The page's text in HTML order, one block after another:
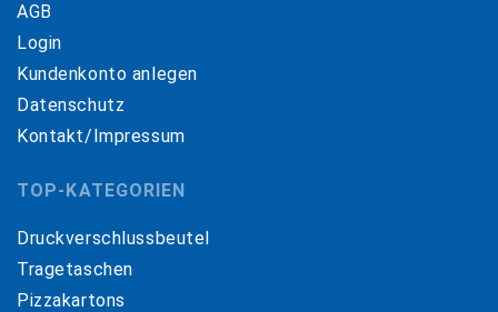
AGB
Login
Kundenkonto anlegen
Datenschutz
Kontakt/Impressum
TOP-KATEGORIEN
Druckverschlussbeutel
Tragetaschen
Pizzakartons